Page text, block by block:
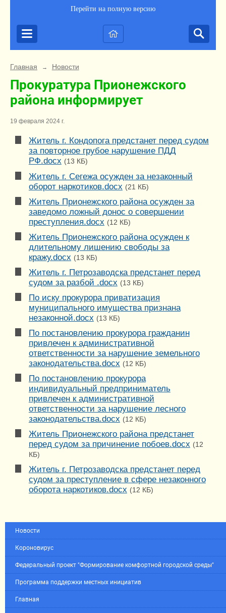
Перейти на полную версию
Главная → Новости
Прокуратура Прионежского
района информирует
19 февраля 2024 г.
Житель г. Кондопога предстанет перед судом
за повторное грубое нарушение ПДД
РФ.docx (13 КБ)
Житель г. Сегежа осужден за незаконный
оборот наркотиков.docx (21 КБ)
Житель Прионежского района осужден за
заведомо ложный донос о совершении
преступления.docx (12 КБ)
Житель Прионежского района осужден к
длительному лишению свободы за
кражу.docx (13 КБ)
Житель г. Петрозаводска предстанет перед
судом за разбой .docx (13 КБ)
По иску прокурора приватизация
муниципального имущества признана
незаконной.docx (13 КБ)
По постановлению прокурора гражданин
привлечен к административной
ответственности за нарушение земельного
законодательства.docx (12 КБ)
По постановлению прокурора
индивидуальный предприниматель
привлечен к административной
ответственности за нарушение лесного
законодательства.docx (12 КБ)
Житель Прионежского района предстанет
перед судом за причинение побоев.docx (12
КБ)
Житель г. Петрозаводска предстанет перед
судом за преступление в сфере незаконного
оборота наркотиков.docx (12 КБ)
Новости
Короновирус
Федеральный проект "Формирование комфортной городской среды"
Программа поддержки местных инициатив
Главная